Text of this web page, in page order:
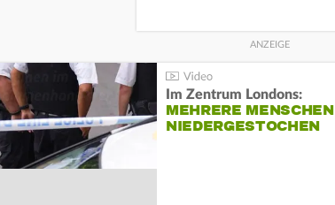
Im Zentrum Londons:
MEHRERE MENSCHEN
NIEDERGESTOCHEN